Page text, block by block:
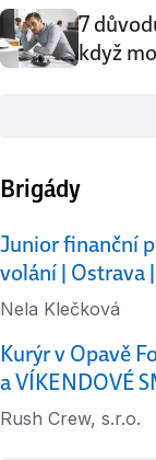
7
když
Brigády
Junior finanční
volání | Ostrava
Nela Klečková
Kurýr v Opavě
a VÍKENDOVÉ
Rush Crew, s.r.o.